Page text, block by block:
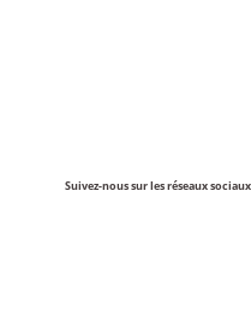
Suivez-nous sur les réseaux sociaux